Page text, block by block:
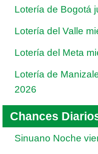
Lotería de Bogotá
Lotería del Valle
Lotería del Meta
Lotería de
2026
Chances
Sinuano Noche